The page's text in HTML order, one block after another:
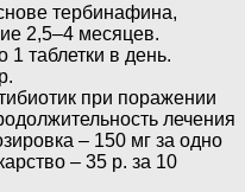
тербинафина,
2,5–4 месяцев.
1 таблетки в день.
при поражении
лечения
– 150 мг за одно
– 35 р. за 10